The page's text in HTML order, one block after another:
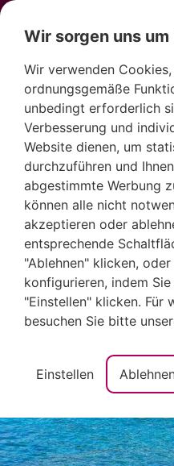
Cala
mit
Wir sorgen uns
Wir verwenden
ordnungsgemäße
unbedingt erforderlich
Verbesserung und
Website dienen, um
durchzuführen und
abgestimmte Werbung
können alle nicht
akzeptieren oder
entsprechende
"Ablehnen" klicken,
konfigurieren, indem
"Einstellen" klicken. Für
besuchen Sie bitte
Einstellen